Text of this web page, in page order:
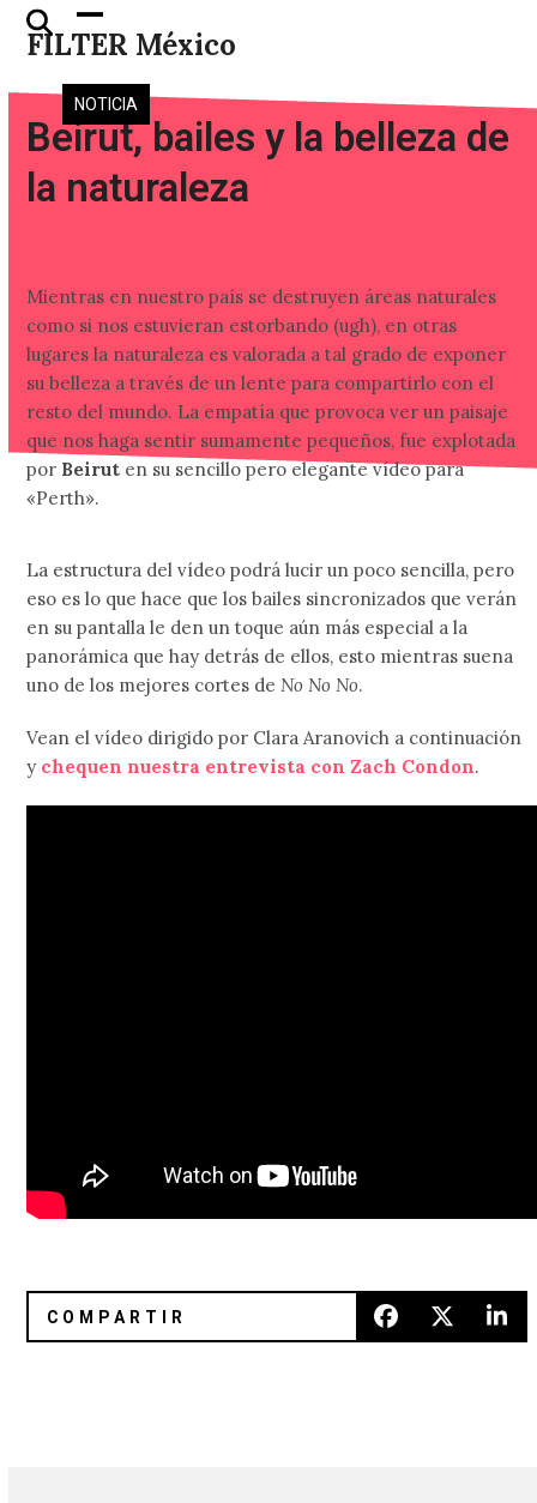
Skip
FILTER México
Open
mobile
menu
Close
mobile
menu
NOTICIA
Beirut, bailes y la belleza de
la naturaleza
Mientras en nuestro país se destruyen áreas naturales
como si nos estuvieran estorbando (ugh), en otras
lugares la naturaleza es valorada a tal grado de exponer
su belleza a través de un lente para compartirlo con el
resto del mundo. La empatía que provoca ver un paisaje
que nos haga sentir sumamente pequeños, fue explotada
por Beirut en su sencillo pero elegante vídeo para
«Perth».
La estructura del vídeo podrá lucir un poco sencilla, pero
eso es lo que hace que los bailes sincronizados que verán
en su pantalla le den un toque aún más especial a la
panorámica que hay detrás de ellos, esto mientras suena
uno de los mejores cortes deNo No No.
Vean el vídeo dirigido por Clara Aranovich a continuación
y chequen nuestra entrevista con Zach Condon.